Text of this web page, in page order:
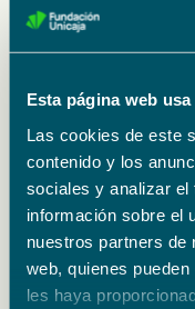
Esta página web
Las cookies de este
contenido y los
sociales y analizar
información sobre el
nuestros partners de
web, quienes
les haya
Fundación
Eventos